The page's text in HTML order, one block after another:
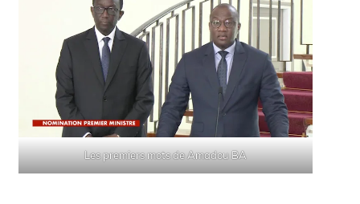
Les premiers mots de Amadou BA